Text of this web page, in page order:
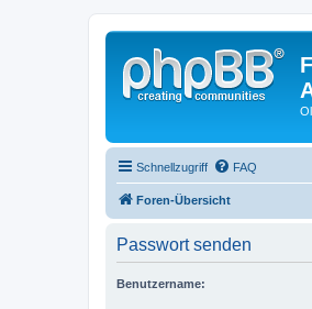
Schnellzugriff FAQ
Foren-Übersicht
Passwort senden
Benutzername: